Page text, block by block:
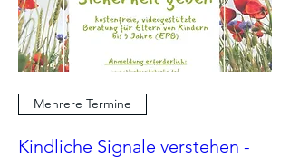
Mehrere Termine
Kindliche Signale verstehen -